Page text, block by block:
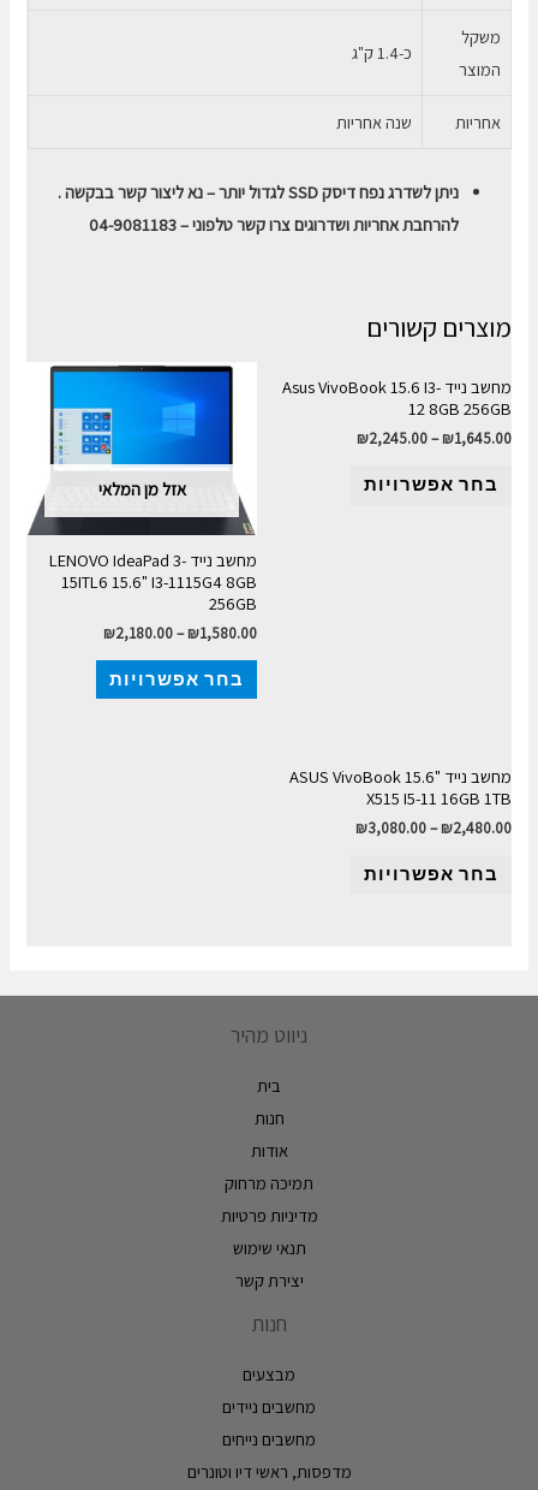
משקל
המוצר
כ-1.4 ק"ג
אחריות שנה אחריות
ניתן לשדרג נפח דיסק SSD לגדול יותר – נא ליצור קשר בבקשה .
להרחבת אחריות ושדרוגים צרו קשר טלפוני – 04-9081183
מוצרים קשורים
מחשב נייד Asus VivoBook 15.6 I3-
12 8GB 256GB
₪1,645.00
–
₪2,245.00
בחר אפשרויות אזל מן המלאי
מחשב נייד LENOVO IdeaPad 3-
15ITL6 15.6" I3-1115G4 8GB
256GB
₪1,580.00
–
₪2,180.00
בחר אפשרויות
מחשב נייד "15.6 ASUS VivoBook
X515 I5-11 16GB 1TB
₪2,480.00
–
₪3,080.00
בחר אפשרויות
ניווט מהיר
בית
חנות
אודות
תמיכה מרחוק
מדיניות פרטיות
תנאי שימוש
יצירת קשר
חנות
מבצעים
מחשבים ניידים
מחשבים נייחים
מדפסות, ראשי דיו וטונרים